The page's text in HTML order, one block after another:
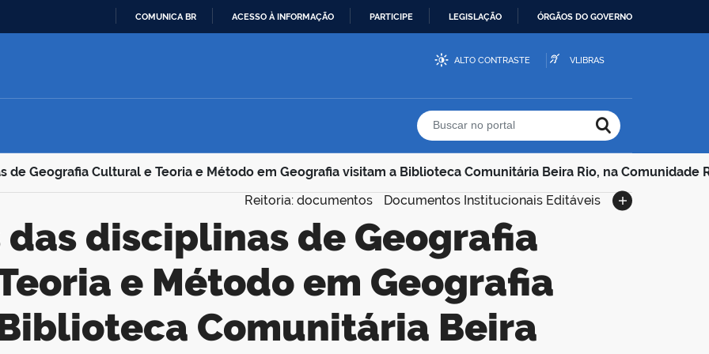
CONTEÚDO
COMUNICA BR ACESSO À INFORMAÇÃO PARTICIPE LEGISLAÇÃO ÓRGÃOS DO GOVERNO
ALTO CONTRASTE VLIBRAS
Buscar no portal
de Geografia Cultural e Teoria e Método em Geografia visitam a Biblioteca Comunitária Beira Rio, na Comunidade
Reitoria: documentos
Documentos Institucionais Editáveis
e Método em Geografia
Comunitária Beira